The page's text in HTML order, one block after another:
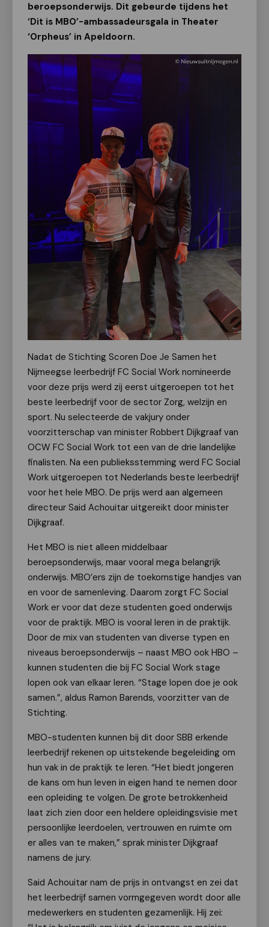
beroepsonderwijs. Dit gebeurde tijdens het
‘Dit is MBO’-ambassadeursgala in Theater
‘Orpheus’ in Apeldoorn.
Nadat de Stichting Scoren Doe Je Samen het
Nijmeegse leerbedrijf FC Social Work nomineerde
voor deze prijs werd zij eerst uitgeroepen tot het
beste leerbedrijf voor de sector Zorg, welzijn en
sport. Nu selecteerde de vakjury onder
voorzitterschap van minister Robbert Dijkgraaf van
OCW FC Social Work tot een van de drie landelijke
finalisten. Na een publieksstemming werd FC Social
Work uitgeroepen tot Nederlands beste leerbedrijf
voor het hele MBO. De prijs werd aan algemeen
directeur Said Achouitar uitgereikt door minister
Dijkgraaf.
Het MBO is niet alleen middelbaar
beroepsonderwijs, maar vooral mega belangrijk
onderwijs. MBO’ers zijn de toekomstige handjes van
en voor de samenleving. Daarom zorgt FC Social
Work er voor dat deze studenten goed onderwijs
voor de praktijk. MBO is vooral leren in de praktijk.
Door de mix van studenten van diverse typen en
niveaus beroepsonderwijs – naast MBO ook HBO –
kunnen studenten die bij FC Social Work stage
lopen ook van elkaar leren. “Stage lopen doe je ook
samen.”, aldus Ramon Barends, voorzitter van de
Stichting.
MBO-studenten kunnen bij dit door SBB erkende
leerbedrijf rekenen op uitstekende begeleiding om
hun vak in de praktijk te leren. “Het biedt jongeren
de kans om hun leven in eigen hand te nemen door
een opleiding te volgen. De grote betrokkenheid
laat zich zien door een heldere opleidingsvisie met
persoonlijke leerdoelen, vertrouwen en ruimte om
er alles van te maken,” sprak minister Dijkgraaf
namens de jury.
Said Achouitar nam de prijs in ontvangst en zei dat
het leerbedrijf samen vormgegeven wordt door alle
medewerkers en studenten gezamenlijk. Hij zei: